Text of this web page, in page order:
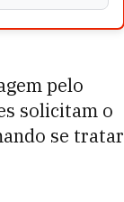
pelo
solicitam o
se tratar